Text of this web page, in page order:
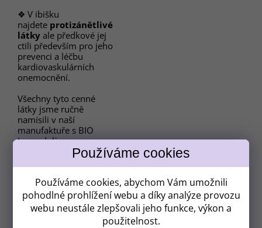
Používáme cookies, abychom Vám umožnili
pohodlné prohlížení webu a díky analýze provozu
webu neustále zlepšovali jeho funkce, výkon a
použitelnost.
❖ V ibišku
najdete protizánětlivé
látky ale předkové jej
ctili především pro jeho
prevenci a léčbu
kardiovaskulárních
onemocnění.
Všechny tyto cenné
látky jsme ručně
namísili v naší
manufaktuře s BIO
Levandulí
Chodouňskou.
Už jste někdy pili lepší
čaj?